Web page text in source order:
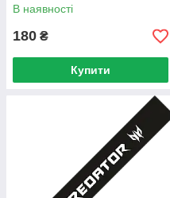
В наявності
180 ₴
Купити